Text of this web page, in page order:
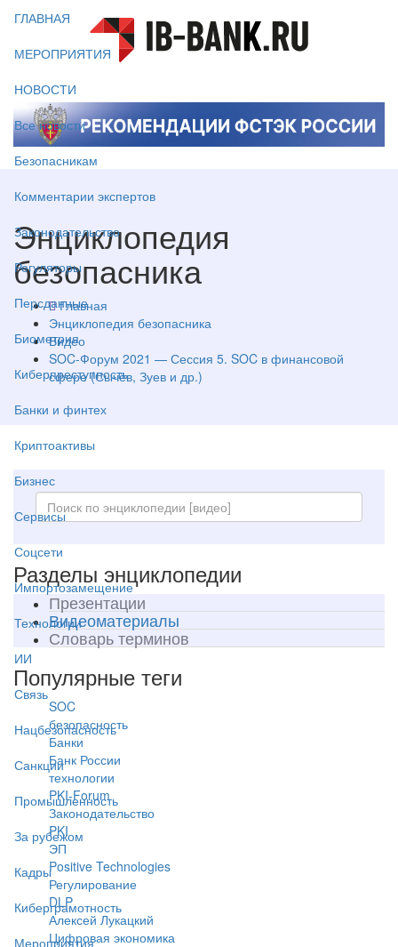
ГЛАВНАЯ
МЕРОПРИЯТИЯ
НОВОСТИ
Все новости
Безопасникам
Комментарии экспертов
Законодательство
Регуляторы
Персданные
Биометрия
Киберпреступность
Банки и финтех
Криптоактивы
Бизнес
Сервисы
Соцсети
Импортозамещение
Технологии
ИИ
Связь
Нацбезопасность
Санкции
Промышленность
За рубежом
Кадры
Киберграмотность
Мероприятия
Энциклопедия
безопасника
Главная
Энциклопедия безопасника
Видео
SOC-Форум 2021 — Сессия 5. SOC в финансовой
сфере (Сычёв, Зуев и др.)
Разделы энциклопедии
Презентации
Видеоматериалы
Словарь терминов
Популярные теги
SOC
безопасность
Банки
Банк России
технологии
PKI-Forum
Законодательство
PKI
ЭП
Positive Technologies
Регулирование
DLP
Алексей Лукацкий
Цифровая экономика